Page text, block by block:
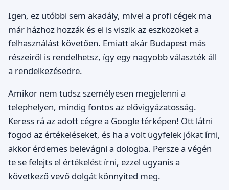
Igen, ez utóbbi sem akadály, mivel a profi cégek ma
már házhoz hozzák és el is viszik az eszközöket a
felhasználást követően. Emiatt akár Budapest más
részeiről is rendelhetsz, így egy nagyobb választék áll
a rendelkezésedre.
Amikor nem tudsz személyesen megjelenni a
telephelyen, mindig fontos az elővigyázatosság.
Keress rá az adott cégre a Google térképen! Ott látni
fogod az értékeléseket, és ha a volt ügyfelek jókat írni,
akkor érdemes belevágni a dologba. Persze a végén
te se felejts el értékelést írni, ezzel ugyanis a
következő vevő dolgát könnyíted meg.